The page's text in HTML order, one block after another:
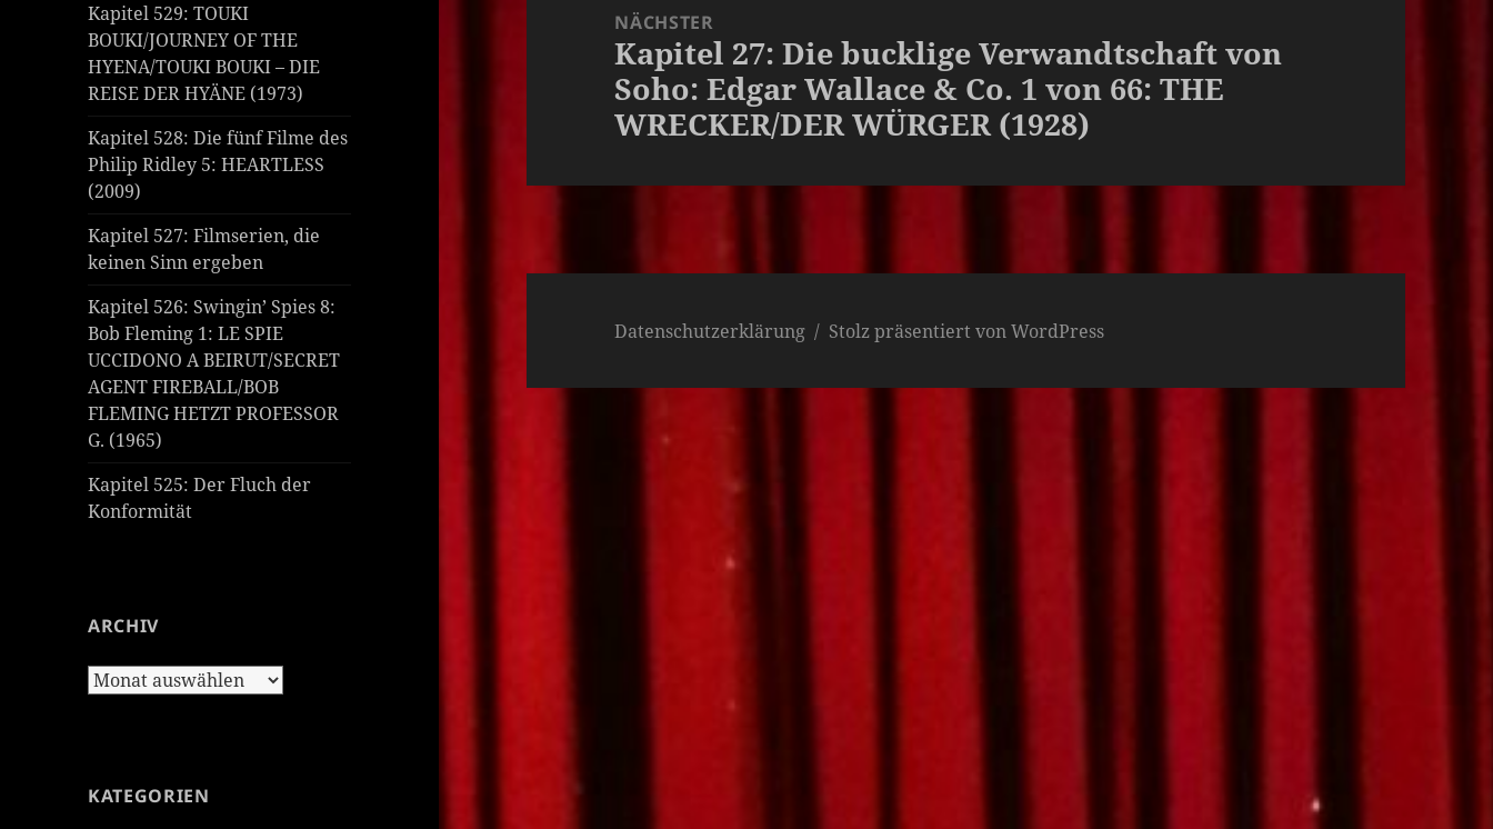
Kapitel 529: TOUKI
BOUKI/JOURNEY OF THE
HYENA/TOUKI BOUKI – DIE
REISE DER HYÄNE (1973)
Kapitel 528: Die fünf Filme des
Philip Ridley 5: HEARTLESS
(2009)
Kapitel 527: Filmserien, die
keinen Sinn ergeben
Kapitel 526: Swingin’ Spies 8:
Bob Fleming 1: LE SPIE
UCCIDONO A BEIRUT/SECRET
AGENT FIREBALL/BOB
FLEMING HETZT PROFESSOR
G. (1965)
Kapitel 525: Der Fluch der
Konformität
ARCHIV
Archiv
KATEGORIEN
NÄCHSTER
Nächster
Beitrag:
Kapitel 27: Die bucklige Verwandtschaft von
Soho: Edgar Wallace & Co. 1 von 66: THE
WRECKER/DER WÜRGER (1928)
Datenschutzerklärung Stolz präsentiert von WordPress